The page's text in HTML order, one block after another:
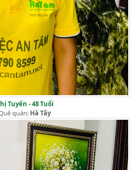
Tuyến - 48 Tuổi
quán: Hà Tây